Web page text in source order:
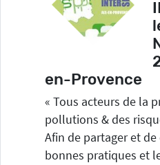
en-Provence
« Tous acteurs de la
pollutions & des
Afin de partager et
bonnes pratiques et